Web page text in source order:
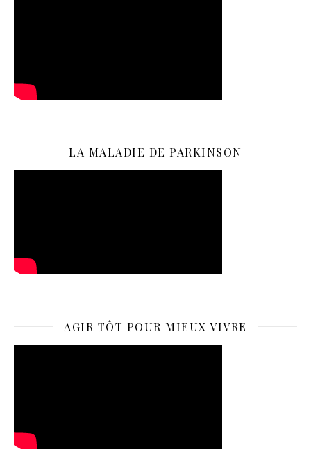
LA MALADIE DE PARKINSON
AGIR TÔT POUR MIEUX VIVRE